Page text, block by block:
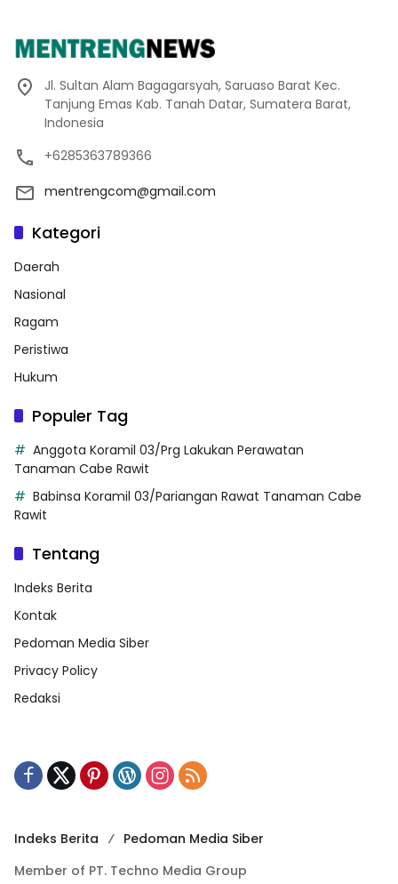
Jl. Sultan Alam Bagagarsyah, Saruaso Barat Kec.
Tanjung Emas Kab. Tanah Datar, Sumatera Barat,
Indonesia
+6285363789366
mentrengcom@gmail.com
Kategori
Daerah
Nasional
Ragam
Peristiwa
Hukum
Populer Tag
Anggota Koramil 03/Prg Lakukan Perawatan
Tanaman Cabe Rawit
Babinsa Koramil 03/Pariangan Rawat Tanaman Cabe
Rawit
Tentang
Indeks Berita
Kontak
Pedoman Media Siber
Privacy Policy
Redaksi
Indeks Berita
Pedoman Media Siber
Member of PT. Techno Media Group